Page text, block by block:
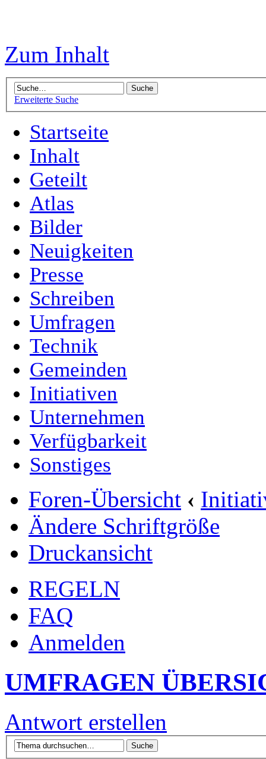
Zum Inhalt
Erweiterte Suche
Startseite
Inhalt
Geteilt
Atlas
Bilder
Neuigkeiten
Presse
Schreiben
Umfragen
Technik
Gemeinden
Initiativen
Unternehmen
Verfügbarkeit
Sonstiges
Foren-Übersicht ‹
Ändere Schriftgröße
Druckansicht
REGELN
FAQ
Anmelden
UMFRAGEN
Antwort erstellen